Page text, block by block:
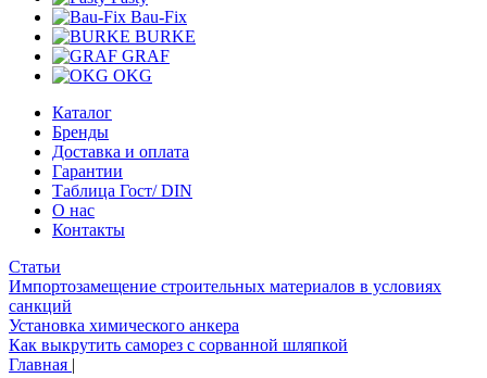
Bau-Fix
BURKE
GRAF
OKG
Каталог
Бренды
Доставка и оплата
Гарантии
Таблица Гост/ DIN
О нас
Контакты
Статьи
Импортозамещение строительных материалов в условиях
санкций
Установка химического анкера
Как выкрутить саморез с сорванной шляпкой
Главная |